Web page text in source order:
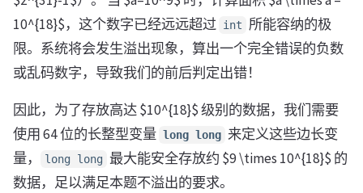
10^{18}$，这个数字已经远远超过 int 所能容纳的极
限。系统将会发生溢出现象，算出一个完全错误的负数
或乱码数字，导致我们的前后判定出错！
因此，为了存放高达 $10^{18}$ 级别的数据，我们需要
使用 64 位的长整型变量 long long 来定义这些边长变
量，
long long 最大能安全存放约 $9 \times 10^{18}$ 的
数据，足以满足本题不溢出的要求。